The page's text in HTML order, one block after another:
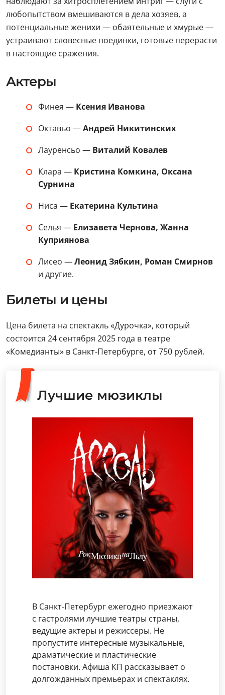
любопытством вмешиваются в дела хозяев, а
потенциальные женихи — обаятельные и хмурые —
устраивают словесные поединки, готовые перерасти
в настоящие сражения.
Актеры
Финея — Ксения Иванова
Октавьо —Андрей Никитинских
Лауренсьо — Виталий Ковалев
Клара — Кристина Комкина, Оксана
Сурнина
Ниса — Екатерина Культина
Селья — Елизавета Чернова, Жанна
Куприянова
Лисео —Леонид Зябкин, Роман Смирнов
и другие.
Билеты и цены
Цена билета на спектакль «Дурочка», который
состоится 24 сентября 2025 года в театре
«Комедианты» в Санкт-Петербурге, от 750 рублей.
Лучшие мюзиклы
В Санкт-Петербург ежегодно приезжают
с гастролями лучшие театры страны,
ведущие актеры и режиссеры. Не
пропустите интересные музыкальные,
драматические и пластические
постановки. Афиша КП рассказывает о
долгожданных премьерах и спектаклях.